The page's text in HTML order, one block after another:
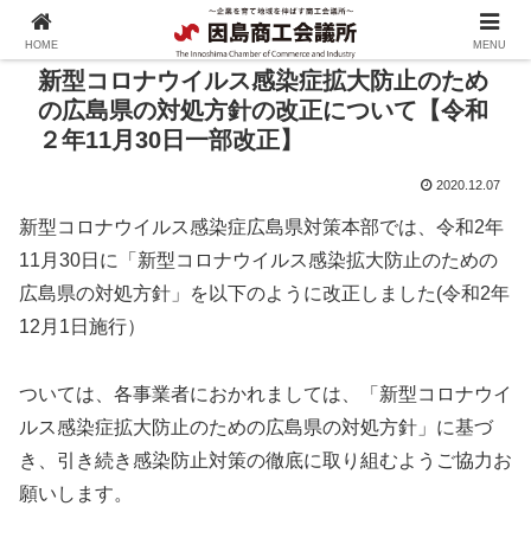
新型コロナウイルス感染症拡大防止のため
の広島県の対処方針の改正について【令和
２年11月30日一部改正】
2020.12.07
新型コロナウイルス感染症広島県対策本部では、令和2年
11月30日に「新型コロナウイルス感染拡大防止のための
広島県の対処方針」を以下のように改正しました(令和2年
12月1日施行）
ついては、各事業者におかれましては、「新型コロナウイ
ルス感染症拡大防止のための広島県の対処方針」に基づ
き、引き続き感染防止対策の徹底に取り組むようご協力お
願いします。
HOME MENU